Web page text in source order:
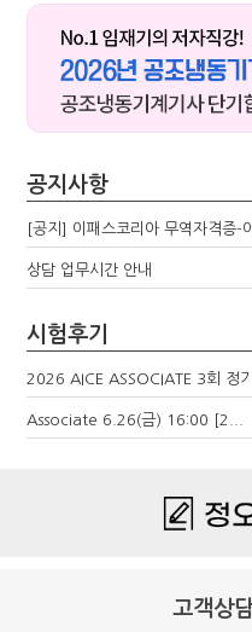
공지사항
[공지] 이패스코리아 무역자격증
상담 업무시간 안내
시험후기
2026 AICE ASSOCIATE 3회 정기
Associate 6.26(금) 16:00 [2...
고객상